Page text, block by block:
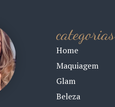
categorias
Home
Maquiagem
Glam
Beleza